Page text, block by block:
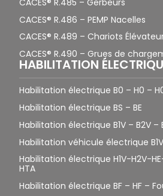
CACES® R.486 – PEMP Nacelles
CACES® R.489 – Chariots
CACES® R.490 – Grues de
HABILITATION
Habilitation électrique B0 – H0 –
Habilitation électrique BS – BE
Habilitation électrique B1V – B2V –
Habilitation véhicule électrique
Habilitation électrique H1V-H2V-
HTA
Habilitation électrique BF – HF –